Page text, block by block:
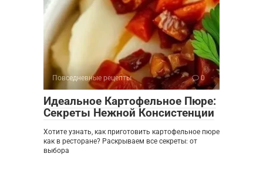
Повседневные рецепты 0
Идеальное Картофельное Пюре:
Секреты Нежной Консистенции
Хотите узнать, как приготовить картофельное пюре
как в ресторане? Раскрываем все секреты: от
выбора